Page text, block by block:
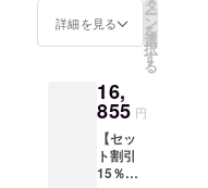
けま
す。 ・
R 1個
・ハッ
チファ
スナー2
個セッ
ト ※ス
詳細を見る
タ
ー
ン
を
選
択
す
る
16,
855 円
【セッ
ト割引
15％OF